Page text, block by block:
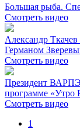
Большая рыба.
Смотреть видео
Александр
Германом
Смотреть видео
Президент ВАРПЭ
программе «Утро
Смотреть видео
1